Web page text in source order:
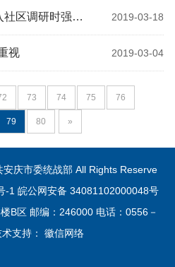
2019-03-18
基层基础 办好民生实事
2019-03-04
视
73 74 75 76
79 80 »
庆市委统战部 All Rights Reserve
-1 皖公网安备 34081102000048号
B区 邮编：246000 电话：0556－
支持： 徽信网络